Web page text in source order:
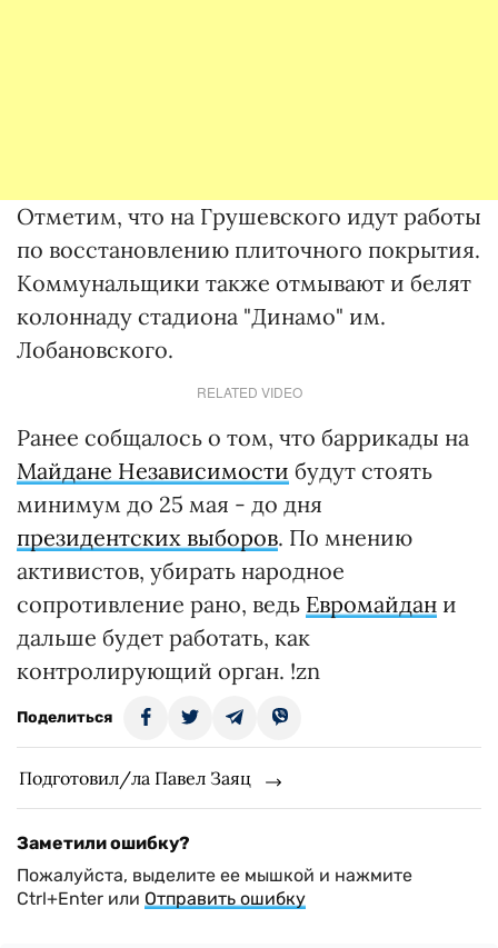
Отметим, что на Грушевского идут работы
по восстановлению плиточного покрытия.
Коммунальщики также отмывают и белят
колоннаду стадиона "Динамо" им.
Лобановского.
RELATED VIDEO
Ранее собщалось о том, что баррикады на
Майдане Независимости будут стоять
минимум до 25 мая - до дня
президентских выборов. По мнению
активистов, убирать народное
сопротивление рано, ведь Евромайдан и
дальше будет работать, как
контролирующий орган. !zn
Поделиться
Подготовил/ла Павел Заяц
Заметили ошибку?
Пожалуйста, выделите ее мышкой и нажмите
Ctrl+Enter или Отправить ошибку